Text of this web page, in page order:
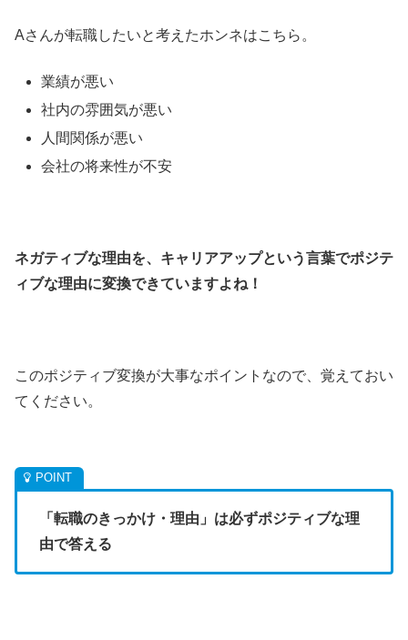
Aさんが転職したいと考えたホンネはこちら。
業績が悪い
社内の雰囲気が悪い
人間関係が悪い
会社の将来性が不安
ネガティブな理由を、キャリアアップという言葉でポジテ
ィブな理由に変換できていますよね！
このポジティブ変換が大事なポイントなので、覚えておい
てください。
「転職のきっかけ・理由」は必ずポジティブな理
由で答える